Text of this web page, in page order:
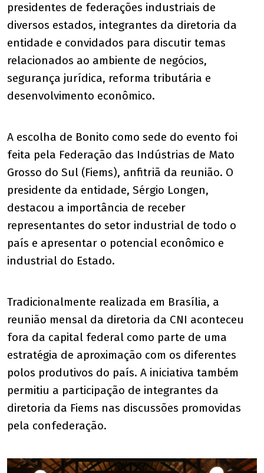
presidentes de federações industriais de
diversos estados, integrantes da diretoria da
entidade e convidados para discutir temas
relacionados ao ambiente de negócios,
segurança jurídica, reforma tributária e
desenvolvimento econômico.
A escolha de Bonito como sede do evento foi
feita pela Federação das Indústrias de Mato
Grosso do Sul (Fiems), anfitriã da reunião. O
presidente da entidade, Sérgio Longen,
destacou a importância de receber
representantes do setor industrial de todo o
país e apresentar o potencial econômico e
industrial do Estado.
Tradicionalmente realizada em Brasília, a
reunião mensal da diretoria da CNI aconteceu
fora da capital federal como parte de uma
estratégia de aproximação com os diferentes
polos produtivos do país. A iniciativa também
permitiu a participação de integrantes da
diretoria da Fiems nas discussões promovidas
pela confederação.